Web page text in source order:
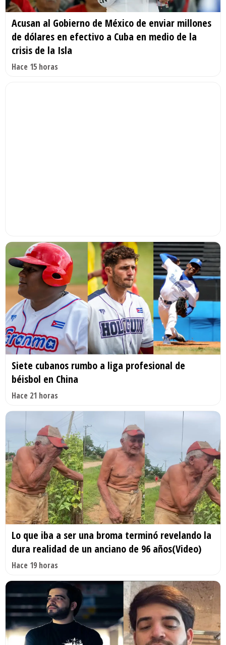
Acusan al Gobierno de México de enviar millones
de dólares en efectivo a Cuba en medio de la
crisis de la Isla
Hace 15 horas
Siete cubanos rumbo a liga profesional de
béisbol en China
Hace 21 horas
Lo que iba a ser una broma terminó revelando la
dura realidad de un anciano de 96 años(Video)
Hace 19 horas